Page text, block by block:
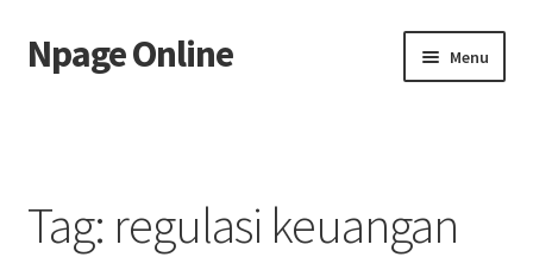
Skip
to
Skip
to
Npage Online Menu
Tag: regulasi keuangan